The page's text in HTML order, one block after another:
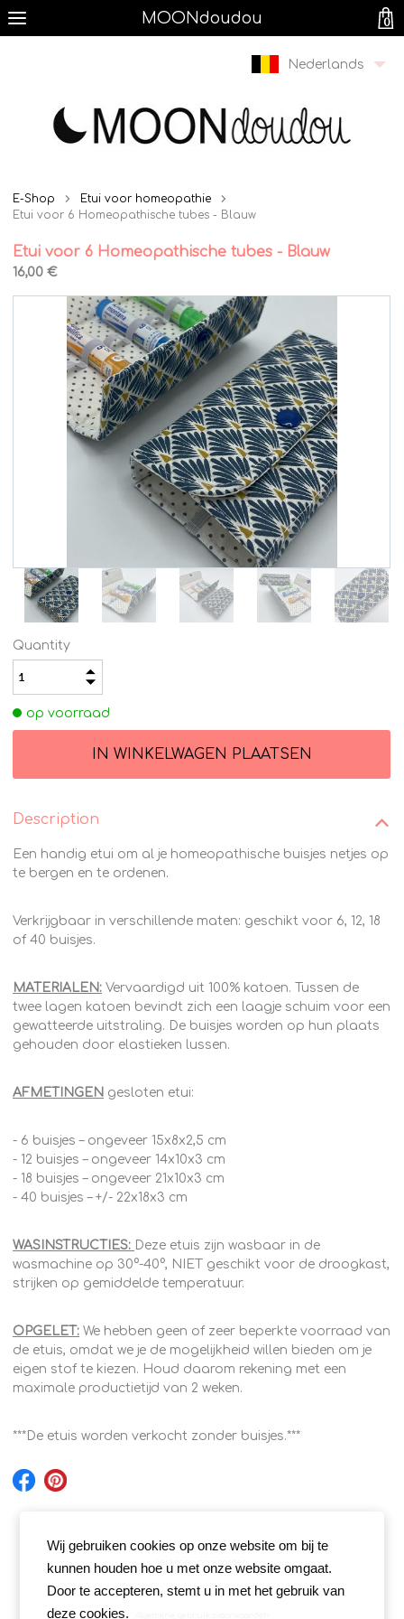
MOONdoudou
Nederlands
E-Shop
Etui voor homeopathie
Etui voor 6 Homeopathische tubes - Blauw
Etui voor 6 Homeopathische tubes - Blauw
16,00 €
Quantity
op voorraad
Description
Een handig etui om al je homeopathische buisjes netjes op
te bergen en te ordenen.
Verkrijgbaar in verschillende maten: geschikt voor 6, 12, 18
of 40 buisjes.
MATERIALEN: Vervaardigd uit 100% katoen. Tussen de
twee lagen katoen bevindt zich een laagje schuim voor een
gewatteerde uitstraling. De buisjes worden op hun plaats
gehouden door elastieken lussen.
AFMETINGEN gesloten etui:
- 6 buisjes – ongeveer 15x8x2,5 cm
- 12 buisjes – ongeveer 14x10x3 cm
- 18 buisjes – ongeveer 21x10x3 cm
- 40 buisjes – +/- 22x18x3 cm
WASINSTRUCTIES: Deze etuis zijn wasbaar in de
wasmachine op 30°-40°, NIET geschikt voor de droogkast,
strijken op gemiddelde temperatuur.
OPGELET: We hebben geen of zeer beperkte voorraad van
de etuis, omdat we je de mogelijkheid willen bieden om je
eigen stof te kiezen. Houd daarom rekening met een
maximale productietijd van 2 weken.
***De etuis worden verkocht zonder buisjes.***
Verkoopsvoorwaarden
Wij gebruiken cookies op onze website om bij te
kunnen houden hoe u met onze website omgaat.
Door te accepteren, stemt u in met het gebruik van
deze cookies.
0